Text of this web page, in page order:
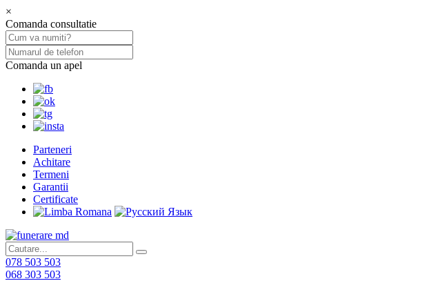
×
Comanda consultatie
Comanda un apel
Parteneri
Achitare
Termeni
Garantii
Certificate
078 503 503
068 303 503